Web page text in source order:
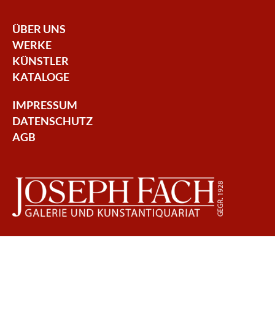
ÜBER UNS
WERKE
KÜNSTLER
KATALOGE
IMPRESSUM
DATENSCHUTZ
AGB